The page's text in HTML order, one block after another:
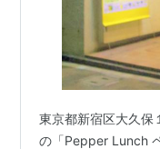
東京都新宿区大久保
の「Pepper Lunch